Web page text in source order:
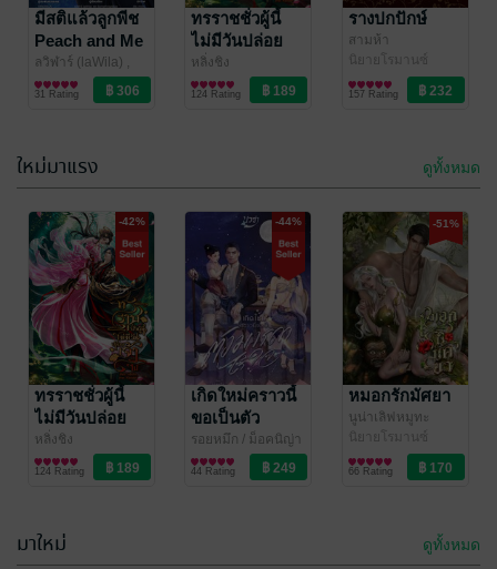
มีสติแล้วลูกพีช
Peach and Me
ลวิฬาร์ (laWila) ,
Somethingsblue /
Sunflower Book
นิยายวาย Boy
Love / Yaoi
31 Rating
ทรราชชั่วผู้นี้
ไม่มีวันปล่อย
เจ้าไป
หลิ่งชิง
นิยายรักจีนโบราณ
124 Rating
รางปกปักษ์
สามห้า
นิยายโรมานซ์
157 Rating
ทรวง
กระต่ายเงาจันทร์
นิยายรัก
113 Rating
เกิดใหม่คราวนี้
ขอเป็นตัว
มารดาไร้ใจ
รอยหมึก/ ม็อคนิญ่า
นิยายรัก
41 Rating
ใหม่มาแรง ดูทั้งหมด
-42%
ทรราชชั่วผู้นี้
ไม่มีวันปล่อย
เจ้าไป
หลิ่งชิง
นิยายรักจีนโบราณ
124 Rating
-44%
เกิดใหม่คราวนี้
ขอเป็นตัว
มารดาไร้ใจ
รอยหมึก / ม็อคนิญ่า
นิยายรัก
44 Rating
-51%
หมอกรักมัศยา
นูน่าเลิฟหมูทะ
นิยายโรมานซ์
66 Rating
มาใหม่ ดูทั้งหมด